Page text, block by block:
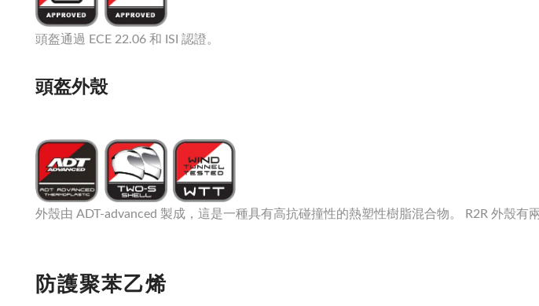
頭盔通過 ECE 22.06 和 ISI 認證。
頭盔外殼
外殼由 ADT-advanced 製成，這是一種具有高抗碰撞性的熱塑性樹脂混合物。 R2R 外殼有
防護聚苯乙烯